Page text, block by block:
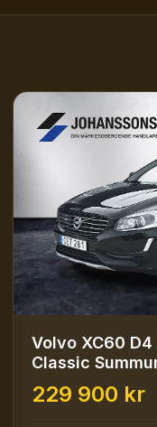
Volvo XC60
Classic
229 900 kr